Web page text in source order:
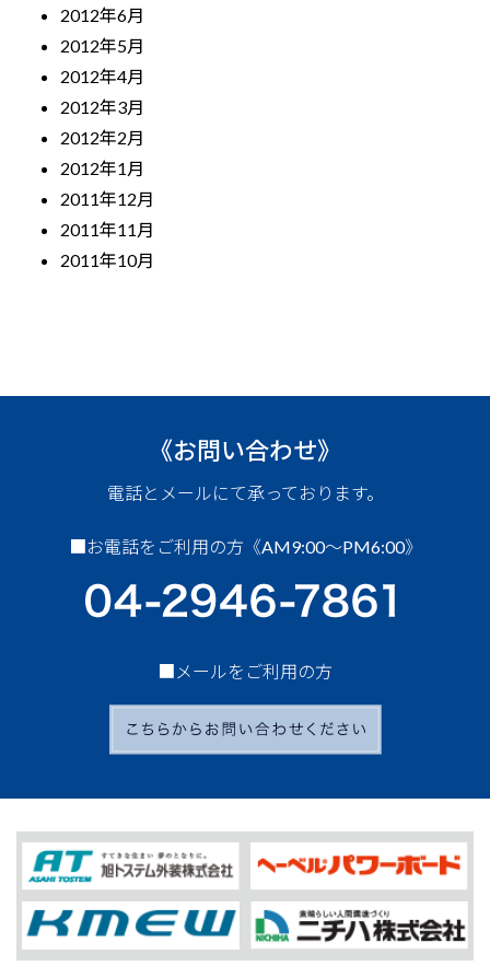
2012年6月
2012年5月
2012年4月
2012年3月
2012年2月
2012年1月
2011年12月
2011年11月
2011年10月
《お問い合わせ》
電話とメールにて承っております。
■お電話をご利用の方《AM9:00～PM6:00》
■メールをご利用の方